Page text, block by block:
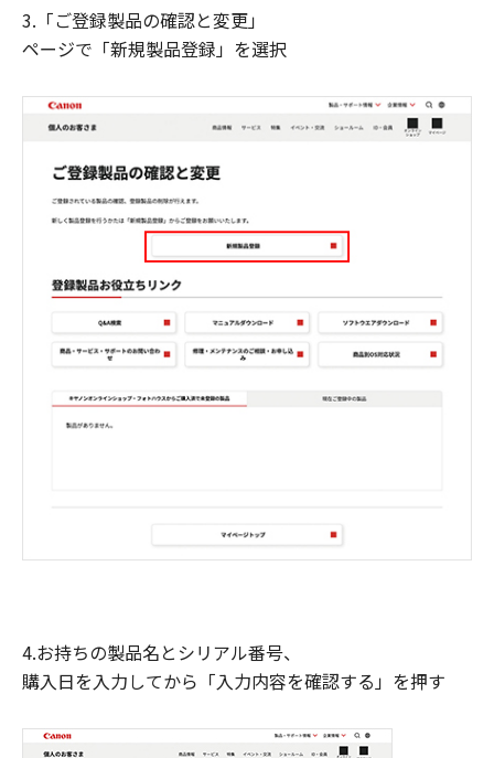
3.「ご登録製品の確認と変更」
ページで「新規製品登録」を選択
4.お持ちの製品名とシリアル番号、
購入日を入力してから「入力内容を確認する」を押す